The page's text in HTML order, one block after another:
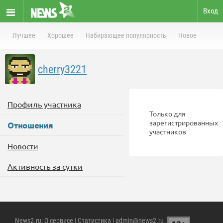
Вход
Лучшее Хорошее Набирающее популярность Новое
cherry3221
Профиль участника
Отношения
Новости
Активность за сутки
Только для
зарегистрированных
участников
News2.ru: О сервисе | Статистика | admin@news2.ru